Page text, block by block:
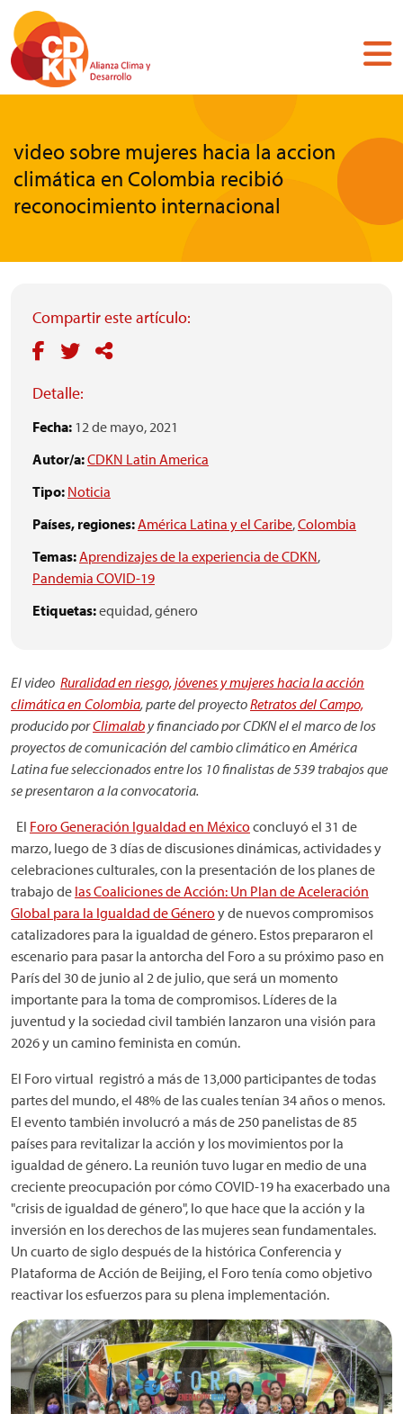
Pasar
contenido
principal
video sobre mujeres hacia la accion
climática en Colombia recibió
reconocimiento internacional
Compartir este artículo:
Detalle:
Fecha: 12 de mayo, 2021
Autor/a:CDKN Latin America
Tipo: Noticia
Países, regiones:América Latina y el Caribe,Colombia
Temas:Aprendizajes de la experiencia de CDKN,
Pandemia COVID-19
Etiquetas:equidad,género
El video Ruralidad en riesgo, jóvenes y mujeres hacia la acción
climática en Colombia, parte del proyectoRetratos del Campo,
producido porClimalaby financiado por CDKN el el marco de los
proyectos de comunicación del cambio climático en América
Latina fue seleccionados entre los 10 finalistas de 539 trabajos que
se presentaron a la convocatoria.
El Foro Generación Igualdad en Méxicoconcluyó el 31 de
marzo, luego de 3 días de discusiones dinámicas, actividades y
celebraciones culturales, con la presentación de los planes de
trabajo de las Coaliciones de Acción: Un Plan de Aceleración
Global para la Igualdad de Géneroy de nuevos compromisos
catalizadores para la igualdad de género. Estos prepararon el
escenario para pasar la antorcha del Foro a su próximo paso en
París del 30 de junio al 2 de julio, que será un momento
importante para la toma de compromisos. Líderes de la
juventud y la sociedad civil también lanzaron una visión para
2026 y un camino feminista en común.
El Foro virtual registró a más de 13,000 participantes de todas
partes del mundo, el 48% de las cuales tenían 34 años o menos.
El evento también involucró a más de 250 panelistas de 85
países para revitalizar la acción y los movimientos por la
igualdad de género. La reunión tuvo lugar en medio de una
creciente preocupación por cómo COVID-19 ha exacerbado una
"crisis de igualdad de género", lo que hace que la acción y la
inversión en los derechos de las mujeres sean fundamentales.
Un cuarto de siglo después de la histórica Conferencia y
Plataforma de Acción de Beijing, el Foro tenía como objetivo
reactivar los esfuerzos para su plena implementación.